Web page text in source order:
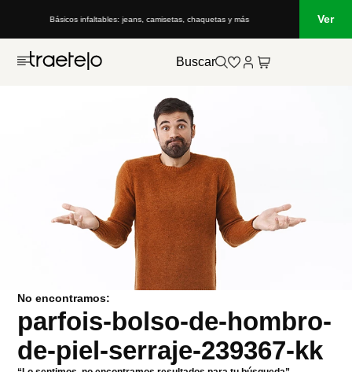
Básicos infaltables: jeans, camisetas, chaquetas y más Ver
Buscar
No encontramos:
parfois-bolso-de-hombro-
de-piel-serraje-239367-kk